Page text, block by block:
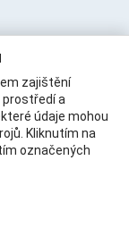
zajištění
a
údaje mohou
Kliknutím na
označených